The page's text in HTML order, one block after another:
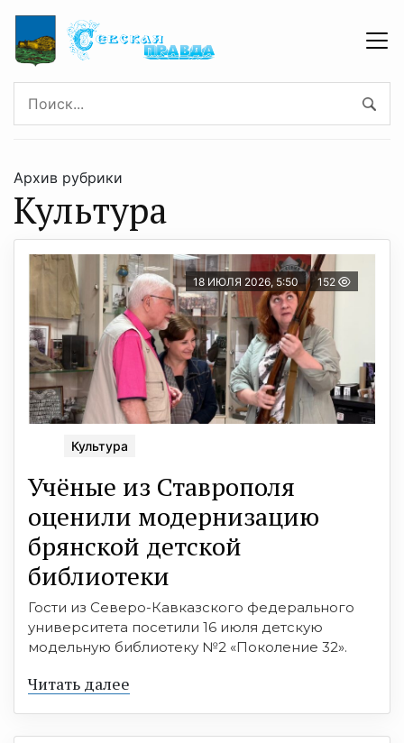
Архив рубрики
Культура
18 ИЮЛЯ 2026, 5:50 152
Культура
Учёные из Ставрополя
оценили модернизацию
брянской детской
библиотеки
Гости из Северо-Кавказского федерального
университета посетили 16 июля детскую
модельную библиотеку №2 «Поколение 32».
Читать далее